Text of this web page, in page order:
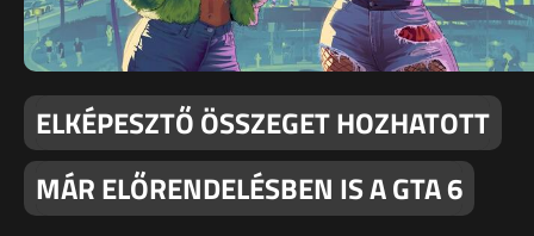
ELKÉPESZTŐ ÖSSZEGET HOZHATOTT
MÁR ELŐRENDELÉSBEN IS A GTA 6